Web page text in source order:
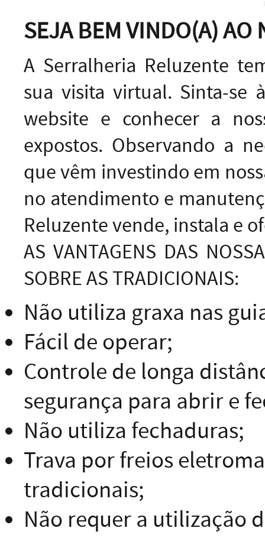
SEJA BEM VINDO(A) AO
A Serralheria Reluzente
sua visita virtual. Sinta-se
website e conhecer a
expostos. Observando a
que vêm investindo em
no atendimento e
Reluzente vende, instala e
AS VANTAGENS DAS
SOBRE AS TRADICIONAIS:
Não utiliza graxa nas
Fácil de operar;
Controle de longa
segurança para abrir e
Não utiliza fechaduras;
Trava por freios
tradicionais;
Não requer a utilização